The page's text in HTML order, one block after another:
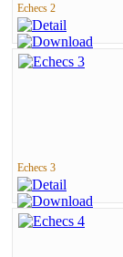
Echecs 2
Echecs 3